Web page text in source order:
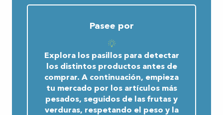
Pasee por
Explora los pasillos para detectar
los distintos productos antes de
comprar. A continuación, empieza
tu mercado por los artículos más
pesados, seguidos de las frutas y
verduras, respetando el peso y la